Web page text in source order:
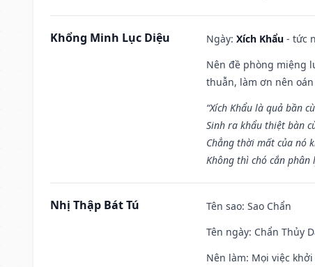
Khổng Minh Lục Diệu Ngày: Xích Khẩu - tức
Nên đề phòng miệng
thuẫn, làm ơn nên
“Xích Khẩu là quả bần
Sinh ra khẩu thiệt bàn
Chẳng thời mất của nó
Không thì chó cắn phân
Nhị Thập Bát Tú Tên sao: Sao Chẩn
Tên ngày: Chẩn Thủy
Nên làm: Mọi việc